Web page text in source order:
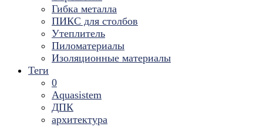
Гибка металла
ПИКС для столбов
Утеплитель
Пиломатериалы
Изоляционные материалы
Теги
0
Aquasistem
ДПК
архитектура